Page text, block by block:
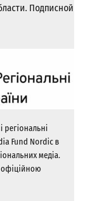
Подписной
регіональні
Fund Nordic в
медіа.
офіційною